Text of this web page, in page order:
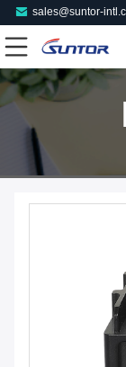
sales@suntor-